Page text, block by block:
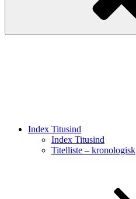
Index Titusind
Index Titusind
Titelliste – kronologisk